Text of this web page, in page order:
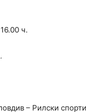
ч.
– Рилски